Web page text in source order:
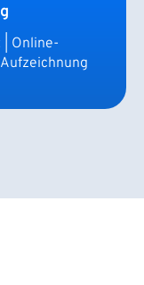
Online-